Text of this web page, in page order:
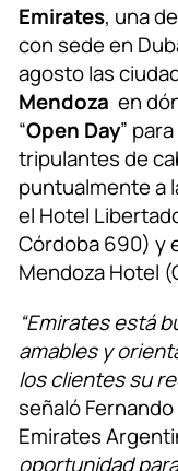
Emirates, una
con sede en
agosto las
Mendoza en
“Open Day”
tripulantes de
puntualmente a
el Hotel
Córdoba 690) y
Mendoza Hotel
“Emirates está
amables y
los clientes su
señaló
Emirates
oportunidad